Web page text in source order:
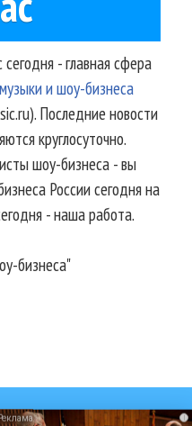
- главная сфера
и шоу-бизнеса
Последние новости
круглосуточно.
шоу-бизнеса - вы
России сегодня на
- наша работа.
бизнеса"
i